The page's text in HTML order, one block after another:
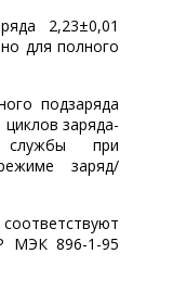
2,23±0,01
для полного
подзаряда
заряда-
службы при
заряд/
МЭК 896-1-95